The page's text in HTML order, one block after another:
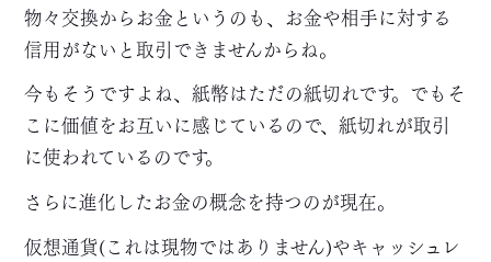
物々交換からお金というのも、お金や相手に対する
信用がないと取引できませんからね。
今もそうですよね、紙幣はただの紙切れです。でもそ
こに価値をお互いに感じているので、紙切れが取引
に使われているのです。
さらに進化したお金の概念を持つのが現在。
仮想通貨(これは現物ではありません)やキャッシュレ